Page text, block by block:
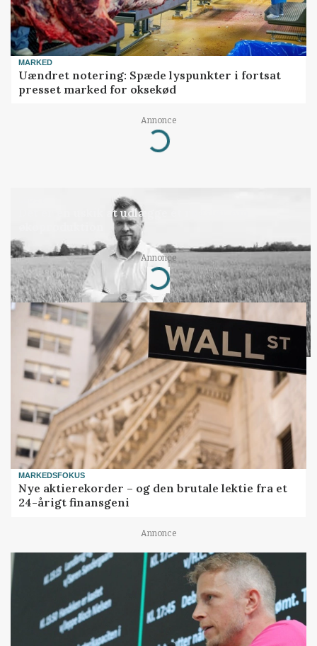
MARKED
Uændret notering: Spæde lyspunkter i fortsat
presset marked for oksekød
Annonce
Loading...
Det er en uskik at udlægge et røgslør om
Annonce
Loading...
MARKEDSFOKUS
Nye aktierekorder – og den brutale lektie fra et
24-årigt finansgeni
Annonce